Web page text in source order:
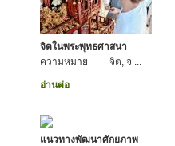
จิตในพระพุทธศาสนา
ความหมาย จิต, จ ...
อ่านต่อ
แนวทางพัฒนาศักยภาพ